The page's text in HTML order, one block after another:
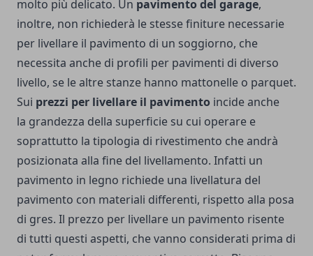
molto più delicato. Un pavimento del garage,
inoltre, non richiederà le stesse finiture necessarie
per livellare il pavimento di un soggiorno, che
necessita anche di profili per pavimenti di diverso
livello, se le altre stanze hanno mattonelle o parquet.
Sui prezzi per livellare il pavimento incide anche
la grandezza della superficie su cui operare e
soprattutto la tipologia di rivestimento che andrà
posizionata alla fine del livellamento. Infatti un
pavimento in legno richiede una livellatura del
pavimento con materiali differenti, rispetto alla posa
di gres. Il prezzo per livellare un pavimento risente
di tutti questi aspetti, che vanno considerati prima di